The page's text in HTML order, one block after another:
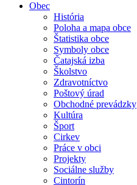
Obec
História
Poloha a mapa obce
Štatistika obce
Symboly obce
Čatajská izba
Školstvo
Zdravotníctvo
Poštový úrad
Obchodné prevádzky
Kultúra
Šport
Cirkev
Práce v obci
Projekty
Sociálne služby
Cintorín